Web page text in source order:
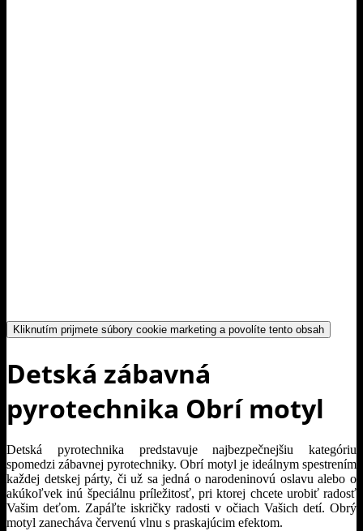
Kliknutím prijmete súbory cookie marketing a povolíte tento obsah
Detská zábavná
pyrotechnika Obrí motyl
Detská pyrotechnika predstavuje najbezpečnejšiu kategóriu
spomedzi zábavnej pyrotechniky. Obrí motyl je ideálnym spestrením
každej detskej párty, či už sa jedná o narodeninovú oslavu alebo o
akúkoľvek inú špeciálnu príležitosť, pri ktorej chcete urobiť radosť
Vašim deťom. Zapáľte iskričky radosti v očiach Vašich detí. Obrý
motyl zanecháva červenú vlnu s praskajúcim efektom.